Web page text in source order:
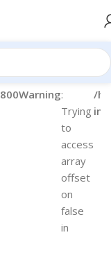
800Warning:
Trying
to
access
array
offset
on
false
in
/